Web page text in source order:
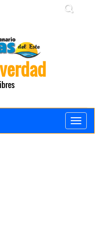
Toggle